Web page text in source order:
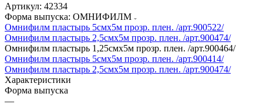
Артикул: 42334
Форма выпуска: ОМНИФИЛМ
Омнифилм пластырь 5смх5м прозр. плен. /арт.900522/
Омнифилм пластырь 2,5смх5м прозр. плен. /арт.900474/
Омнифилм пластырь 1,25смх5м прозр. плен. /арт.900464/
Омнифилм пластырь 5смх5м прозр. плен. /арт.900414/
Омнифилм пластырь 2,5смх5м прозр. плен. /арт.900474/
Характеристики
Форма выпуска
—